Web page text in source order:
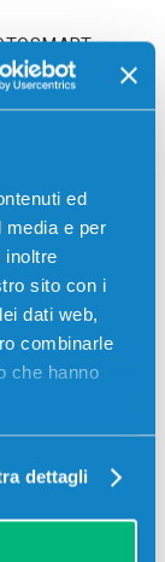
ed
media e per
inoltre
sito con i
dati web,
combinarle
che hanno
dettagli
E-AIO